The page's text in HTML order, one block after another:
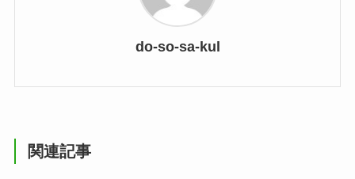
do-so-sa-kul
関連記事